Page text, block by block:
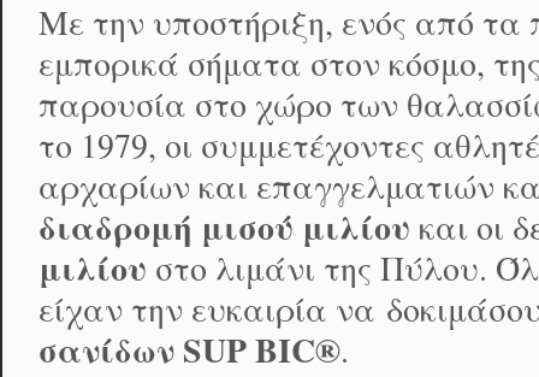
Με την υποστήριξη, ενός από
εμπορικά σήματα στον κόσμο,
παρουσία στο χώρο των
το 1979, οι συμμετέχοντες
αρχαρίων και επαγγελματιών
διαδρομή μισού μιλίου και οι
μιλίου στο λιμάνι της Πύλου.
είχαν την ευκαιρία να
σανίδωνSUPBIC®.